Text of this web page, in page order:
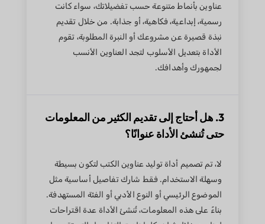
عناوين بأنماط متنوعة حسب تفضيلاتك، سواء كانت
رسمية، إبداعية، فكاهية، أو جذابة. من خلال تقديم
نبذة قصيرة عن مشروعك أو النبرة المطلوبة، تقوم
الأداة بتعديل الأسلوب لتجد العناوين الأنسب
لجمهورك وأهدافك.
3. هل أحتاج إلى تقديم الكثير من المعلومات
حتى تُنشئ الأداة عنوانًا؟
لا، تم تصميم أداة توليد عناوين الكتب لتكون بسيطة
وسهلة الاستخدام. فقط شارك تفاصيل أساسية مثل
الموضوع الرئيسي أو النوع الأدبي أو الفئة المستهدفة.
بناءً على هذه المعلومات، تُنشئ الأداة عدة اقتراحات